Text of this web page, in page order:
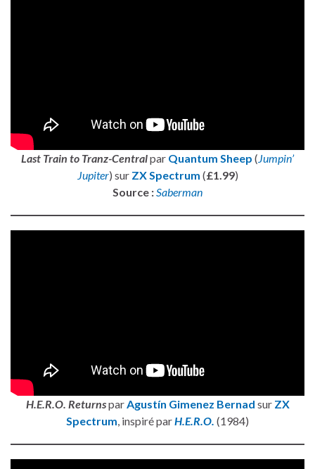
Last Train to Tranz-Centralpar Quantum Sheep (Jumpin’
Jupiter) sur ZX Spectrum (£1.99)
Source :Saberman
H.E.R.O. ReturnsparAgustín Gimenez Bernad sur ZX
Spectrum, inspiré parH.E.R.O. (1984)